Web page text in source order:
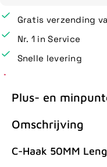
Gratis verzending
Nr. 1 in Service
Snelle levering
Plus- en
Omschrijving
C-Haak 50MM